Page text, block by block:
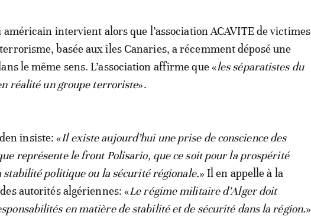
américain intervient alors que l’association ACAVITE de victimes
basée aux îles Canaries, a récemment déposé une
le même sens. L’association affirme que «les séparatistes du
réalité un groupe terroriste».
insiste: «Il existe aujourd’hui une prise de conscience des
représente le front Polisario, que ce soit pour la prospérité
stabilité politique ou la sécurité régionale.» Il en appelle à la
autorités algériennes: «Le régime militaire d’Alger doit
en matière de stabilité et de sécurité dans la région.»